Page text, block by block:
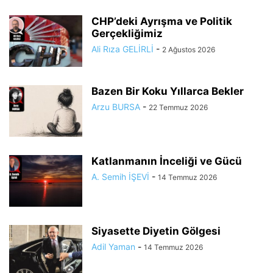
CHP’deki Ayrışma ve Politik
Gerçekliğimiz
Ali Rıza GELİRLİ - 2 Ağustos 2026
Bazen Bir Koku Yıllarca Bekler
Arzu BURSA - 22 Temmuz 2026
Katlanmanın İnceliği ve Gücü
A. Semih İŞEVİ - 14 Temmuz 2026
Siyasette Diyetin Gölgesi
Adil Yaman - 14 Temmuz 2026